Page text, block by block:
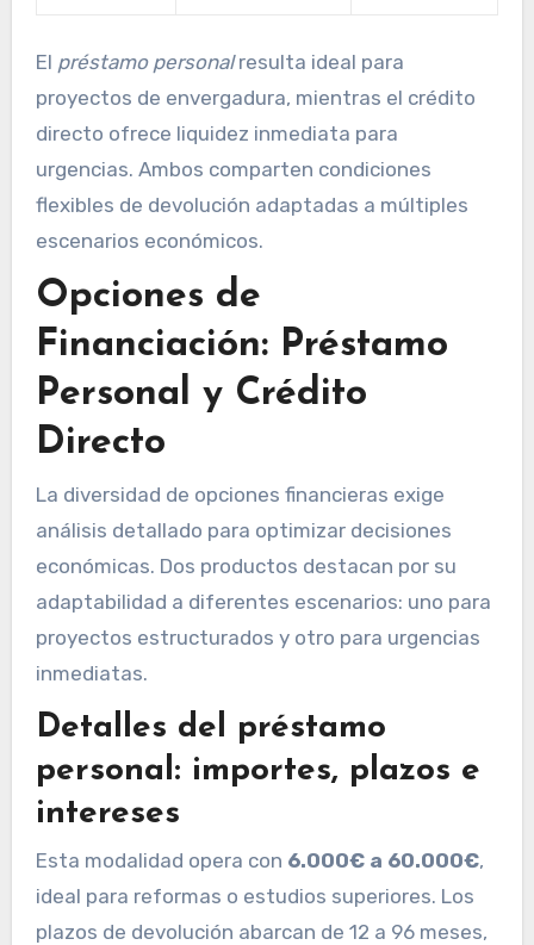
El préstamo personalresulta ideal para
proyectos de envergadura, mientras el crédito
directo ofrece liquidez inmediata para
urgencias. Ambos comparten condiciones
flexibles de devolución adaptadas a múltiples
escenarios económicos.
Opciones de
Financiación: Préstamo
Personal y Crédito
Directo
La diversidad de opciones financieras exige
análisis detallado para optimizar decisiones
económicas. Dos productos destacan por su
adaptabilidad a diferentes escenarios: uno para
proyectos estructurados y otro para urgencias
inmediatas.
Detalles del préstamo
personal: importes, plazos e
intereses
Esta modalidad opera con 6.000€ a 60.000€,
ideal para reformas o estudios superiores. Los
plazos de devolución abarcan de 12 a 96 meses,